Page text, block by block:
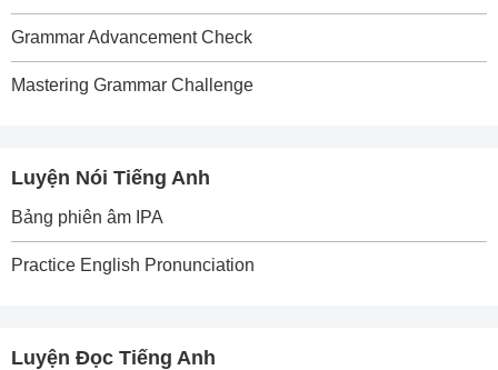
Grammar Advancement Check
Mastering Grammar Challenge
Luyện Nói Tiếng Anh
Bảng phiên âm IPA
Practice English Pronunciation
Luyện Đọc Tiếng Anh